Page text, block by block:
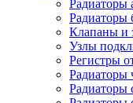
Радиаторы
Клапаны и
Узлы
Регистры
Радиаторы
Радиаторы